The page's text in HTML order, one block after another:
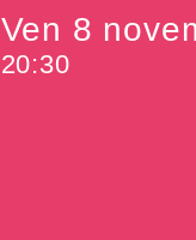
Ven 8
20:30